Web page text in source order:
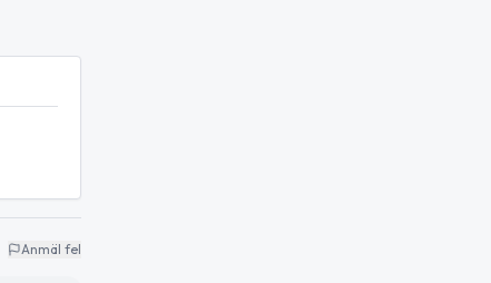
Anmäl fel